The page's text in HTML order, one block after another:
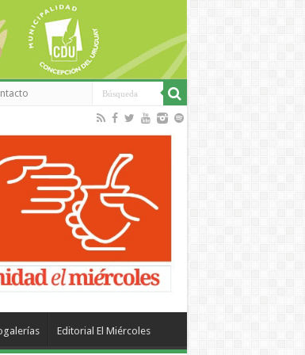
Editorial El Miércoles